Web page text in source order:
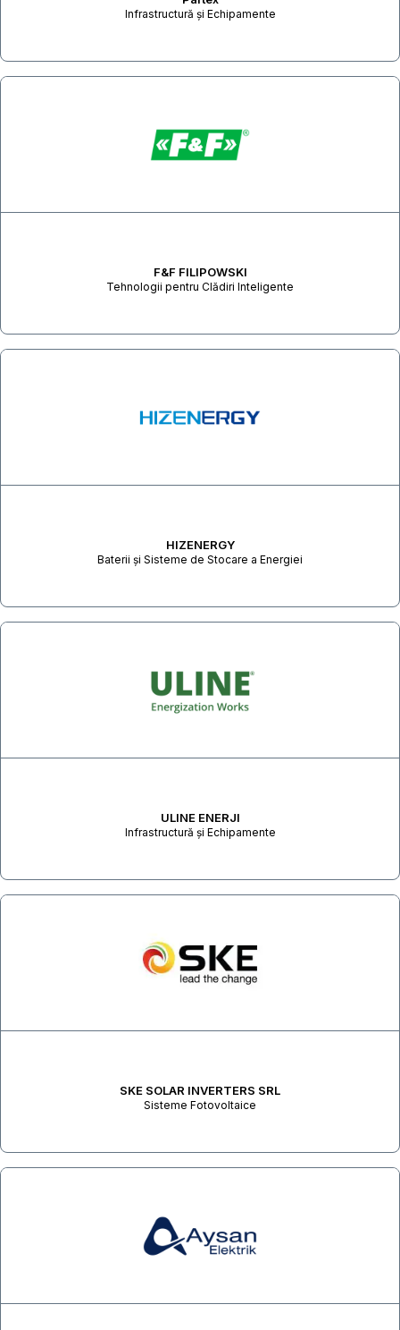
Infrastructură și Echipamente
F&F FILIPOWSKI
Tehnologii pentru Clădiri Inteligente
HIZENERGY
Baterii și Sisteme de Stocare a Energiei
ULINE ENERJI
Infrastructură și Echipamente
SKE SOLAR INVERTERS SRL
Sisteme Fotovoltaice